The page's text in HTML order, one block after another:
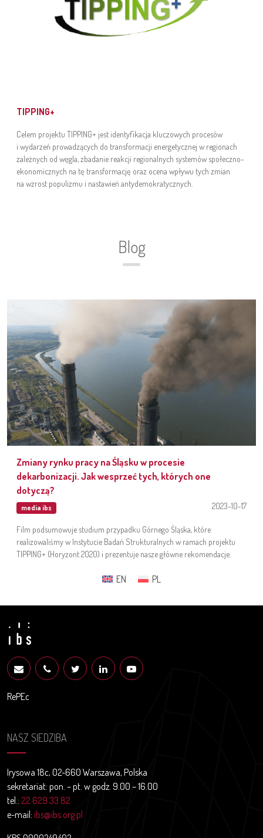
TIPPING+
Celem projektu TIPPING+ jest identyfikacja kluczowych procesów
i wydarzeń prowadzących do transformacji energetycznej w regionach
zależnych od węgla, zbadanie reakcji regionalnych systemów społeczno-
ekonomicznych na tę transformację oraz ocena wpływu tych zmian
na wzrost populizmu i nastawień antydemokratycznych.
Blog
Zmiany rynku pracy na Śląsku w procesie
dekarbonizacji. Jak wesprzeć tych, których one
dotyczą?
media ibs 2023-10-17
Film podsumowuje studium przypadku Górnego Śląska, które
realizowaliśmy w Instytucie Badań Strukturalnych w ramach projektu
TIPPING+ (Horyzont 2020) i prezentuje nasze główne rekomendacje.
EN PL
RePEc
NASZ SIEDZIBA
Irysowa 18c, 02-660 Warszawa, Polska
sekretariat: pon. – pt. w godz. 9.00 – 16.00
tel.: 22 629 33 82
e-mail: ibs@ibs.org.pl